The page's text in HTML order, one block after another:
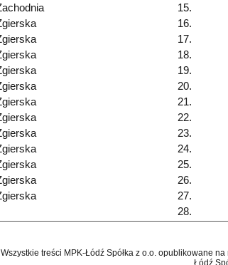
15.
16.
17.
18.
19.
20.
21.
22.
23.
24.
25.
26.
27.
28.
Wszystkie treści MPK-Łódź Spółka z o.o. opublikowane
Łódź